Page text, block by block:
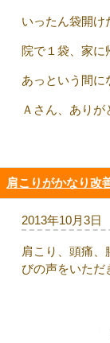
いったん袋開け
院で１袋、家に
あっという間に
Ａさん、ありが
肩こりがかなり改
2013年10月3日
肩こり、頭痛
びの声をいただ